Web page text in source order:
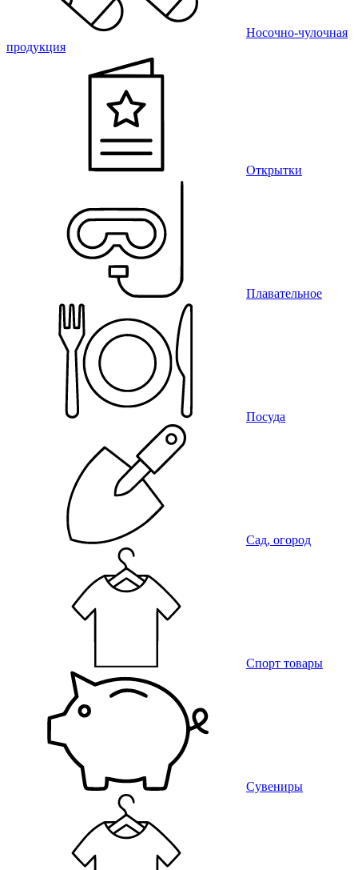
Носочно-чулочная
продукция
Открытки
Плавательное
Посуда
Сад, огород
Спорт товары
Сувениры